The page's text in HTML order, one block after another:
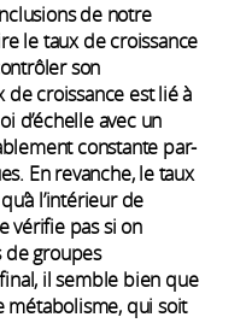
de notre
le taux de croissance
son
de croissance est lié à
d’échelle avec un
constante par-
En revanche, le taux
l’intérieur de
vérifie pas si on
de groupes
il semble bien que
métabolisme, qui soit